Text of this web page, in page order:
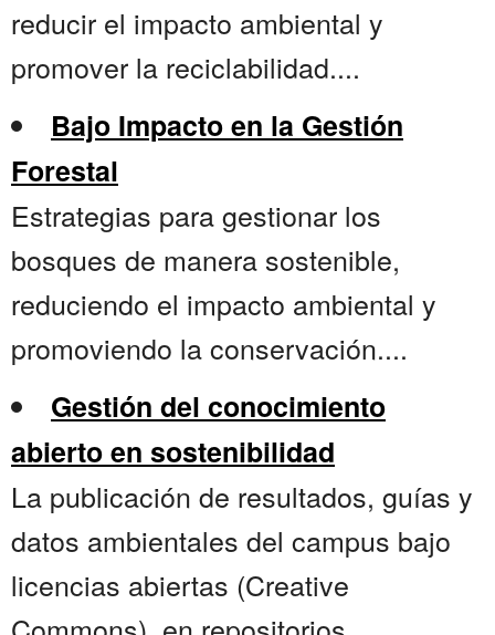
reducir el impacto ambiental y
promover la reciclabilidad....
Bajo Impacto en la Gestión
Forestal
Estrategias para gestionar los
bosques de manera sostenible,
reduciendo el impacto ambiental y
promoviendo la conservación....
Gestión del conocimiento
abierto en sostenibilidad
La publicación de resultados, guías y
datos ambientales del campus bajo
licencias abiertas (Creative